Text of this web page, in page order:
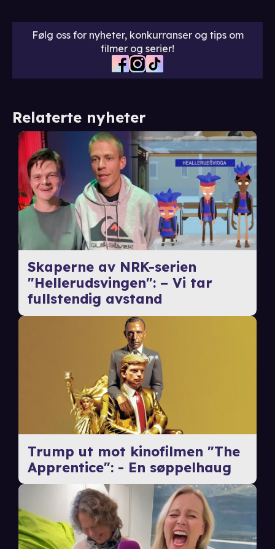
Følg oss for nyheter, konkurranser og tips om
filmer og serier!
Relaterte nyheter
Skaperne av NRK-serien
"Hellerudsvingen": – Vi tar
fullstendig avstand
Trump ut mot kinofilmen "The
Apprentice": - En søppelhaug